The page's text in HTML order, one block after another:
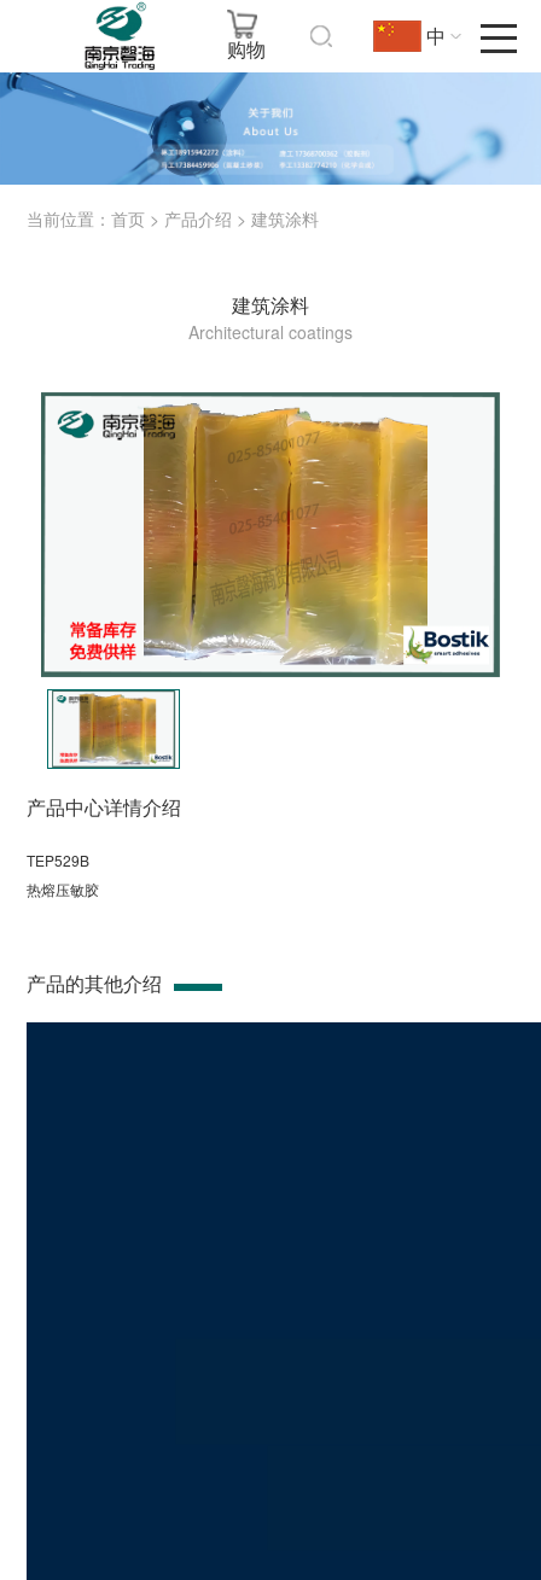
购物 中
当前位置：首页 > 产品介绍 >建筑涂料
建筑涂料
Architectural coatings
产品中心详情介绍
TEP529B
热熔压敏胶
产品的其他介绍